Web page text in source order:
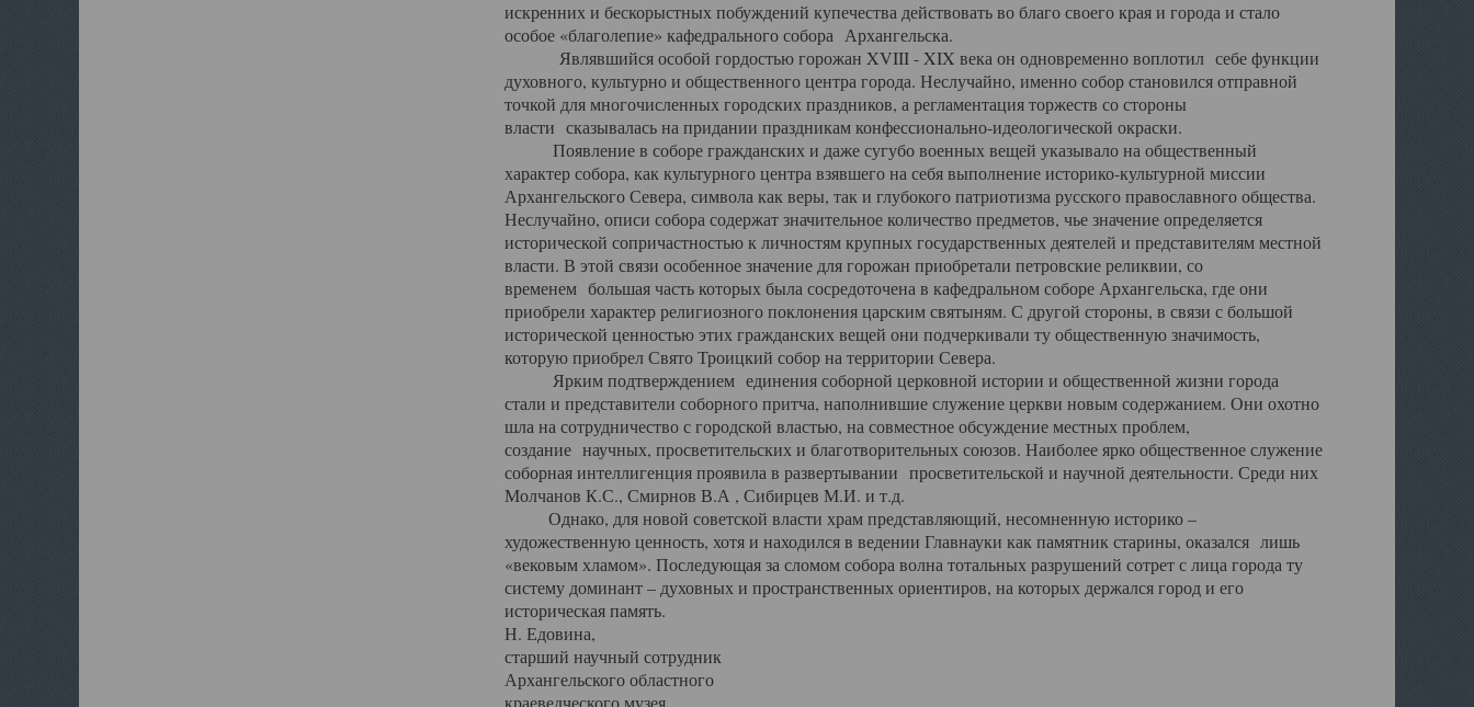
искренних и бескорыстных побуждений купечества действовать во благо своего края и города и стало
особое «благолепие» кафедрального собора Архангельска.
Являвшийся особой гордостью горожан XVIII - XIX века он одновременно воплотил себе функции
духовного, культурно и общественного центра города. Неслучайно, именно собор становился отправной
точкой для многочисленных городских праздников, а регламентация торжеств со стороны
власти сказывалась на придании праздникам конфессионально-идеологической окраски.
Появление в соборе гражданских и даже сугубо военных вещей указывало на общественный
характер собора, как культурного центра взявшего на себя выполнение историко-культурной миссии
Архангельского Севера, символа как веры, так и глубокого патриотизма русского православного общества.
Неслучайно, описи собора содержат значительное количество предметов, чье значение определяется
исторической сопричастностью к личностям крупных государственных деятелей и представителям местной
власти. В этой связи особенное значение для горожан приобретали петровские реликвии, со
временем большая часть которых была сосредоточена в кафедральном соборе Архангельска, где они
приобрели характер религиозного поклонения царским святыням. С другой стороны, в связи с большой
исторической ценностью этих гражданских вещей они подчеркивали ту общественную значимость,
которую приобрел Свято Троицкий собор на территории Севера.
Ярким подтверждением единения соборной церковной истории и общественной жизни города
стали и представители соборного притча, наполнившие служение церкви новым содержанием. Они охотно
шла на сотрудничество с городской властью, на совместное обсуждение местных проблем,
создание научных, просветительских и благотворительных союзов. Наиболее ярко общественное служение
соборная интеллигенция проявила в развертывании просветительской и научной деятельности. Среди них
Молчанов К.С., Смирнов В.А , Сибирцев М.И. и т.д.
Однако, для новой советской власти храм представляющий, несомненную историко –
художественную ценность, хотя и находился в ведении Главнауки как памятник старины, оказался лишь
«вековым хламом». Последующая за сломом собора волна тотальных разрушений сотрет с лица города ту
систему доминант – духовных и пространственных ориентиров, на которых держался город и его
историческая память.
Н. Едовина,
старший научный сотрудник
Архангельского областного
краеведческого музея.